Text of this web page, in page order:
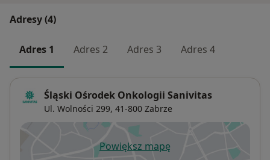
Adresy (4)
Adres 1 Adres 2 Adres 3 Adres 4
Śląski Ośrodek Onkologii Sanivitas
Ul. Wolności 299, 41-800 Zabrze
Powiększ mapęotwiera się w nowej karcie